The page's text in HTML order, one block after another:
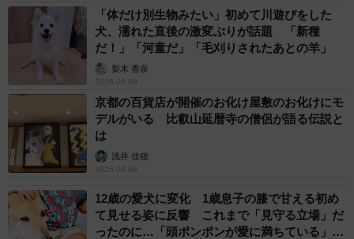
してました」
「体だけ別生物みたい」初めて川遊びをした
犬、濡れた直後の激変ぶりが話題 「新種
だ！」「河童だ」「毛刈りされたあとの羊」
梨木 香奈
2026.08.09
京都の百貨店が開催のお化け屋敷のお化けにモ
デルがいる 比叡山延暦寺の僧侶が語る伝説と
は
浅井 佳穂
2026.08.08
12歳の愛犬に変化 1歳息子の膝で甘える初め
て見せる姿に反響 これまで「見守る立場」だ
ったのに…「頭ポンポンが愛に満ちている」